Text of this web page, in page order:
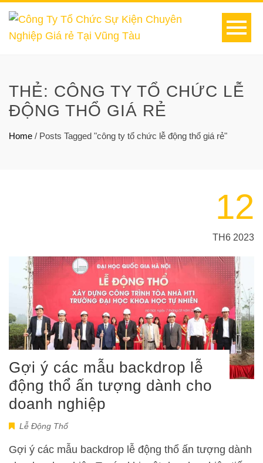
THẺ: CÔNG TY TỔ CHỨC LỄ
ĐỘNG THỔ GIÁ RẺ
Home / Posts Tagged "công ty tổ chức lễ động thổ giá rẻ"
12
TH6 2023
Gợi ý các mẫu backdrop lễ
động thổ ấn tượng dành cho
doanh nghiệp
Lễ Động Thổ
Gợi ý các mẫu backdrop lễ động thổ ấn tượng dành